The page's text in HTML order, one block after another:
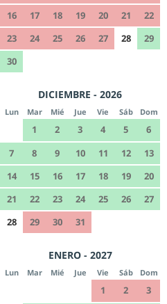
16
17 18 19 20 21
22
23
24 25 26 27 28
29
30
DICIEMBRE - 2026
Lun Mar Mié Jue Vie Sáb Dom
1 2 3 4 5
6
7
8 9 10 11 12
13
14
15 16 17 18 19
20
21
22 23 24 25 26
27
28
29 30 31
ENERO - 2027
Lun Mar Mié Jue Vie Sáb Dom
1 2
3